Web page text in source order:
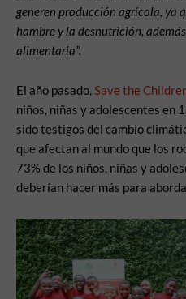
generen producción agrícola, ya
hambre y la desnutrición,
alimentaria”.
El año pasado, Save the
niños, niñas y adolescentes en
sido testigos del cambio
que afectan al mundo que los
73% de los niños, niñas y
deberían hacer más para